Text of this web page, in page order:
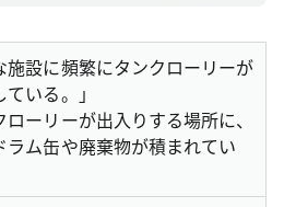
施設に頻繁にタンクローリーが
いる。」
ローリーが出入りする場所に、
ラム缶や廃棄物が積まれてい